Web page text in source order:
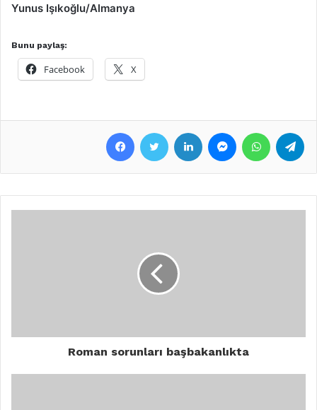
Yunus Işıkoğlu/Almanya
Bunu paylaş:
Facebook X
Roman sorunları başbakanlıkta